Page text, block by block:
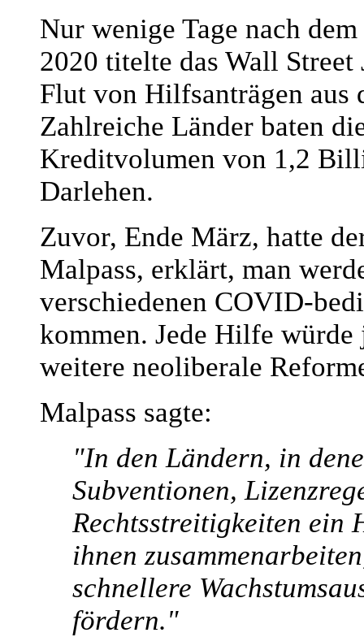
Nur wenige Tage nach
2020 titelte das Wall
Flut von Hilfsanträgen aus
Zahlreiche Länder baten
Kreditvolumen von 1,2
Darlehen.
Zuvor, Ende März, hatte
Malpass, erklärt, man
verschiedenen COVID-
kommen. Jede Hilfe
weitere neoliberale
Malpass sagte:
"In den Ländern, in
Subventionen,
Rechtsstreitigkeiten ein
ihnen
schnellere
fördern."